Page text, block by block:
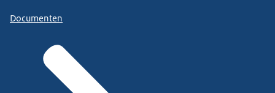
Documenten